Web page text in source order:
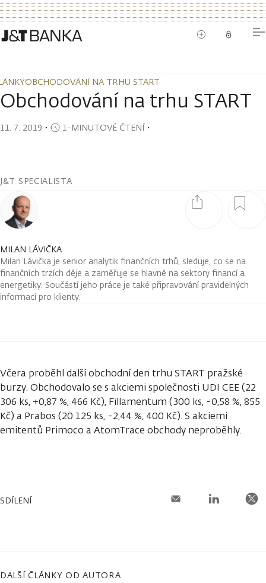
OBCHODOVÁNÍ NA TRHU START
OBCHODOVÁNÍ NA TRHU START
Obchodování na trhu START
11. 7. 2019 ・ 1-MINUTOVÉ ČTENÍ・
J&T SPECIALISTA
MILAN LÁVIČKA
Milan Lávička je senior analytik finančních trhů, sleduje, co se na
finančních trzích děje a zaměřuje se hlavně na sektory financí a
energetiky. Součástí jeho práce je také připravování pravidelných
informací pro klienty.
Včera proběhl další obchodní den trhu START pražské
burzy. Obchodovalo se s akciemi společnosti UDI CEE (22
306 ks, +0,87 %, 466 Kč), Fillamentum (300 ks, -0,58 %, 855
Kč) a Prabos (20 125 ks, -2,44 %, 400 Kč). S akciemi
emitentů Primoco a AtomTrace obchody neproběhly.
SDÍLENÍ
DALŠÍ ČLÁNKY OD AUTORA